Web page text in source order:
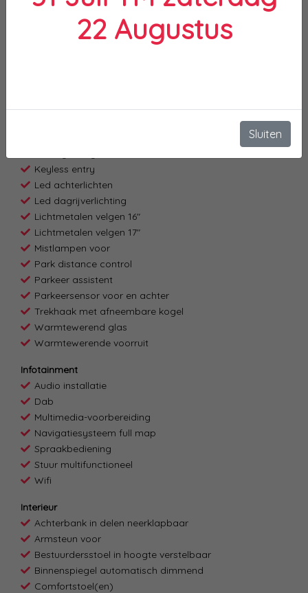
Achterruitwisser
Buitenspiegels elektrisch inklapbaar
Keyless entry
Led achterlichten
Led dagrijverlichting
Lichtmetalen velgen 16"
Lichtmetalen velgen 17"
Mistlampen voor
Park distance control
Parkeer assistent
Parkeersensor voor en achter
Trekhaak met afneembare kogel
Warmtewerend glas
Warmtewerende voorruit
Infotainment
Audio installatie
Dab
Multimedia-voorbereiding
Navigatiesysteem full map
Spraakbediening
Stuur multifunctioneel
Wifi
Interieur
Achterbank in delen neerklapbaar
Armsteun voor
Bestuurdersstoel in hoogte verstelbaar
Binnenspiegel automatisch dimmend
Comfortstoel(en)
22 Augustus
Sluiten